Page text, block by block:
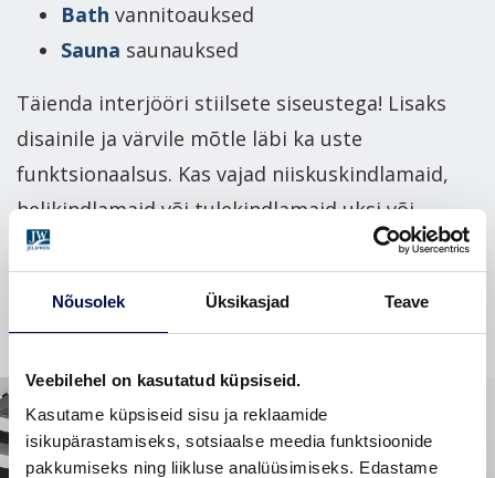
Nõusolek Üksikasjad Teave
Veebilehel on kasutatud küpsiseid.
Kasutame küpsiseid sisu ja reklaamide
isikupärastamiseks, sotsiaalse meedia funktsioonide
pakkumiseks ning liikluse analüüsimiseks. Edastame
Bath vannitoauksed
Sauna saunauksed
Täienda interjööri stiilsete siseustega! Lisaks
disainile ja värvile mõtle läbi ka uste
funktsionaalsus. Kas vajad niiskuskindlamaid,
helikindlamaid või tulekindlamaid uksi või
hoopis praktilisemat ruumilahendust, mida
pakuvad lükanduksed?